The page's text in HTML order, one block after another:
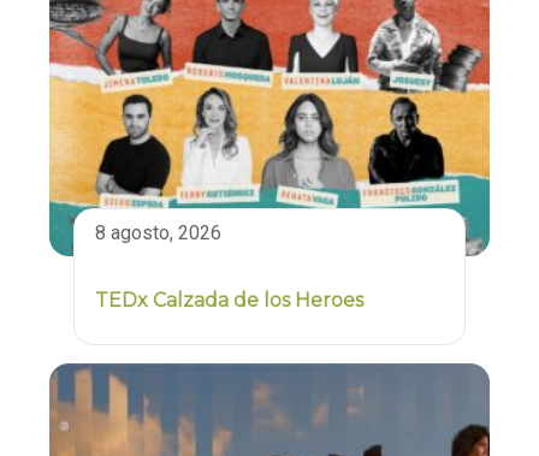
8 agosto, 2026
TEDx Calzada de los Heroes